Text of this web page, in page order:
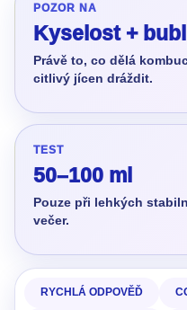
POZOR NA
Kyselost +
Právě to, co dělá
citlivý jícen dráždit.
TEST
50–100 ml
Pouze při lehkých
večer.
RYCHLÁ ODPOVĚĎ